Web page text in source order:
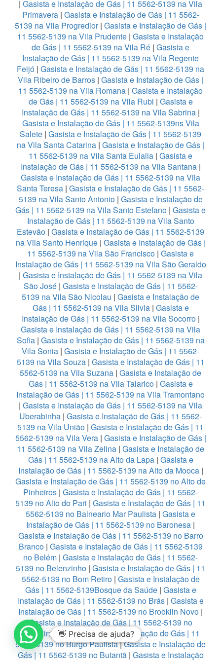
| Gasista e Instalação de Gás | 11 5562-5139 na Vila
Primavera| Gasista e Instalação de Gás | 11 5562-
5139 na Vila Progredior| Gasista e Instalação de Gás |
11 5562-5139 na Vila Prudente | Gasista e Instalação
de Gás | 11 5562-5139 na Vila Ré | Gasista e
Instalação de Gás | 11 5562-5139 na Vila Regente
Feijó | Gasista e Instalação de Gás | 11 5562-5139 na
Vila Ribeiro de Barros | Gasista e Instalação de Gás |
11 5562-5139 na Vila Romana | Gasista e Instalação
de Gás | 11 5562-5139 na Vila Rubi | Gasista e
Instalação de Gás | 11 5562-5139 na Vila Sabrina|
Gasista e Instalação de Gás | 11 5562-5139ns Vila
Salete | Gasista e Instalação de Gás | 11 5562-5139
na Vila Santa Catarina | Gasista e Instalação de Gás |
11 5562-5139 na Vila Santa Eulalia | Gasista e
Instalação de Gás | 11 5562-5139 na Vila Santana|
Gasista e Instalação de Gás | 11 5562-5139 na Vila
Santa Teresa | Gasista e Instalação de Gás | 11 5562-
5139 na Vila Santo Antonio| Gasista e Instalação de
Gás | 11 5562-5139 na Vila Santo Estefano | Gasista e
Instalação de Gás | 11 5562-5139 na Vila Santo
Estevão | Gasista e Instalação de Gás | 11 5562-5139
na Vila Santo Henrique| Gasista e Instalação de Gás |
11 5562-5139 na Vila São Francisco | Gasista e
Instalação de Gás | 11 5562-5139 na Vila São Geraldo
| Gasista e Instalação de Gás | 11 5562-5139 na Vila
São José| Gasista e Instalação de Gás | 11 5562-
5139 na Vila São Nicolau | Gasista e Instalação de
Gás | 11 5562-5139 na Vila Silvia| Gasista e
Instalação de Gás | 11 5562-5139 na Vila Socorro|
Gasista e Instalação de Gás | 11 5562-5139 na Vila
Sofia| Gasista e Instalação de Gás | 11 5562-5139 na
Vila Sonia | Gasista e Instalação de Gás | 11 5562-
5139 na Vila Souza| Gasista e Instalação de Gás | 11
5562-5139 na Vila Suzana | Gasista e Instalação de
Gás | 11 5562-5139 na Vila Talarico| Gasista e
Instalação de Gás | 11 5562-5139 na Vila Tramontano
| Gasista e Instalação de Gás | 11 5562-5139 na Vila
Uberabinha | Gasista e Instalação de Gás | 11 5562-
5139 na Vila União | Gasista e Instalação de Gás | 11
5562-5139 na Vila Vera| Gasista e Instalação de Gás |
11 5562-5139 na Vila Zelina | Gasista e Instalação de
Gás | 11 5562-5139 na Alto da Lapa| Gasista e
Instalação de Gás | 11 5562-5139 na Alto da Mooca|
Gasista e Instalação de Gás | 11 5562-5139 no Alto de
Pinheiros | Gasista e Instalação de Gás | 11 5562-
5139 no Alto do Pari | Gasista e Instalação de Gás | 11
5562-5139 no Balneario Mar Paulista | Gasista e
Instalação de Gás | 11 5562-5139 no Baronesa |
Gasista e Instalação de Gás | 11 5562-5139 no Barro
Branco| Gasista e Instalação de Gás | 11 5562-5139
no Belém | Gasista e Instalação de Gás | 11 5562-
5139 no Belenzinho | Gasista e Instalação de Gás | 11
5562-5139 no Bom Retiro| Gasista e Instalação de
Gás | 11 5562-5139Bosque da Saúde| Gasista e
Instalação de Gás | 11 5562-5139 no Brás| Gasista e
Instalação de Gás | 11 5562-5139 no Brooklin Novo |
Gasista e Instalação de Gás | 11 5562-5139 no
Brooklin Paulista|Gasista e Instalação de Gás | 11
5562-5139 no Burgo Paulista|Gasista e Instalação de
Gás | 11 5562-5139 no Butantã| Gasista e Instalação
👋 Precisa de ajuda?